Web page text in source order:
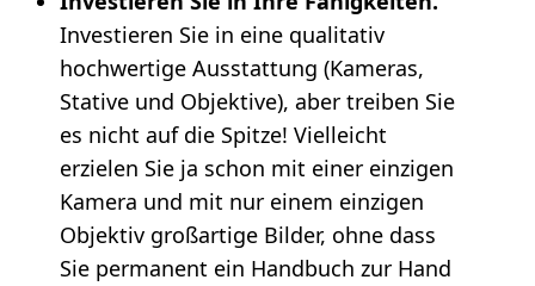
Investieren Sie in eine qualitativ
hochwertige Ausstattung (Kameras,
Stative und Objektive), aber treiben Sie
es nicht auf die Spitze! Vielleicht
erzielen Sie ja schon mit einer einzigen
Kamera und mit nur einem einzigen
Objektiv großartige Bilder, ohne dass
Sie permanent ein Handbuch zur Hand